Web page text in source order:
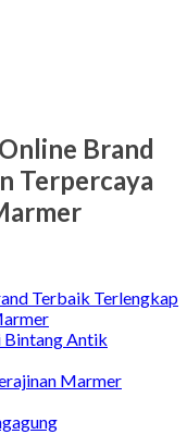
Brand
Terpercaya
Terbaik Terlengkap
Bintang Antik
Marmer